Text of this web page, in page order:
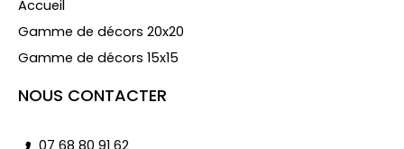
Accueil
Gamme de décors 20x20
Gamme de décors 15x15
NOUS CONTACTER
07 68 80 91 62